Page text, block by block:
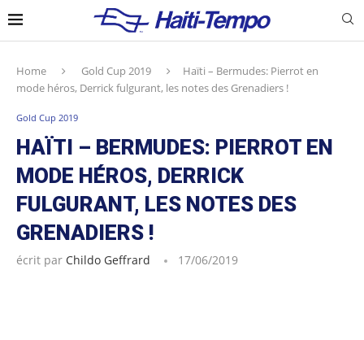
Home Gold Cup 2019
Haïti – Bermudes: Pierrot en
mode héros, Derrick fulgurant, les notes des Grenadiers !
Gold Cup 2019
HAÏTI – BERMUDES: PIERROT EN
MODE HÉROS, DERRICK
FULGURANT, LES NOTES DES
GRENADIERS !
écrit par Childo Geffrard 17/06/2019